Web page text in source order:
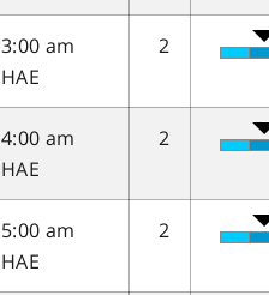
3:00 am
HAE
2
4:00 am
HAE
2
5:00 am
HAE
2